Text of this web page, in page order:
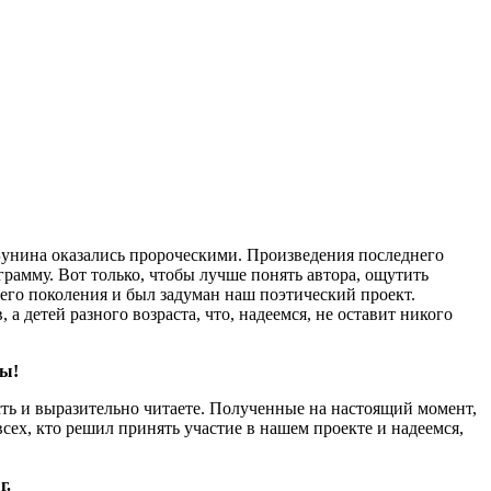
оказались пророческими. Произведения последнего
Вот только, чтобы лучше понять автора, ощутить
поколения и был задуман наш поэтический проект.
разного возраста, что, надеемся, не оставит никого
и выразительно читаете. Полученные на настоящий момент,
кто решил принять участие в нашем проекте и надеемся,